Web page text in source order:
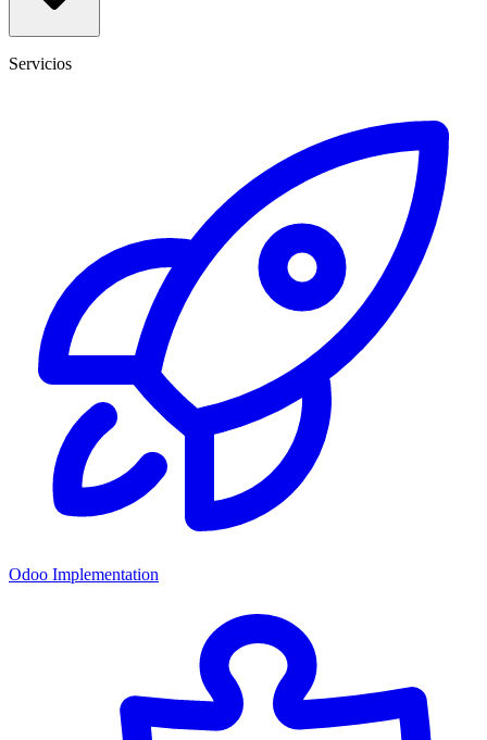
Servicios
Odoo Implementation